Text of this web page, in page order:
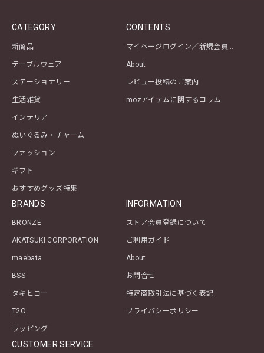
CATEGORY
新商品
テーブルウェア
ステーショナリー
生活雑貨
インテリア
ぬいぐるみ・チャーム
ファッション
ギフト
おすすめグッズ特集
CONTENTS
About
レビュー投稿のご案内
mozアイテムに関するコラム
BRANDS
BRONZE
AKATSUKI CORPORATION
maebata
BSS
タキヒヨー
T2O
ラッピング
INFORMATION
ストア会員登録について
ご利用ガイド
About
お問合せ
特定商取引法に基づく表記
プライバシーポリシー
CUSTOMER SERVICE